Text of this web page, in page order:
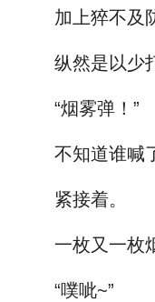
加上猝不及
纵然是以少
“烟雾弹！”
不知道谁喊
紧接着。
一枚又一枚
“噗呲~”